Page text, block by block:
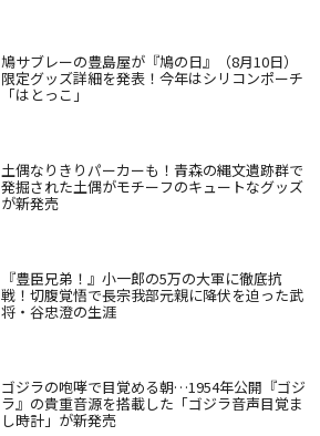
鳩サブレーの豊島屋が『鳩の日』（8月10日）
限定グッズ詳細を発表！今年はシリコンポーチ
「はとっこ」
土偶なりきりパーカーも！青森の縄文遺跡群で
発掘された土偶がモチーフのキュートなグッズ
が新発売
『豊臣兄弟！』小一郎の5万の大軍に徹底抗
戦！切腹覚悟で長宗我部元親に降伏を迫った武
将・谷忠澄の生涯
ゴジラの咆哮で目覚める朝…1954年公開『ゴジ
ラ』の貴重音源を搭載した「ゴジラ音声目覚ま
し時計」が新発売